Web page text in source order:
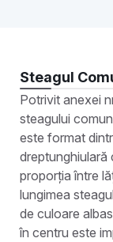
Steagul
Potrivit anexei
steagului
este format
dreptunghiulară
proporția între
lungimea
de culoare
în centru este